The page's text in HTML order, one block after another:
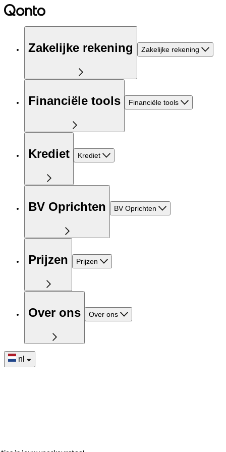
Zakelijke rekening Zakelijke rekening
Financiële tools Financiële tools
Krediet Krediet
BV Oprichten BV Oprichten
Prijzen Prijzen
Over ons Over ons
nl